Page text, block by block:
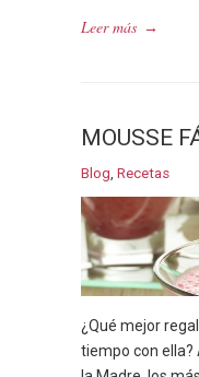
Leer más →
MOUSSE
Blog, Recetas
¿Qué mejor
tiempo con ella?